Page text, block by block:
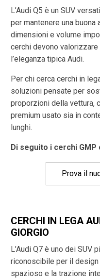
L’Audi Q5 è un SUV
per mantenere una
dimensioni e volume
cerchi devono
l’eleganza tipica Audi.
Per chi cerca cerchi in
soluzioni pensate per
proporzioni della vettura,
premium usato sia in
lunghi.
Di seguito i cerchi GMP
Prova il
CERCHI IN LEGA
GIORGIO
L’Audi Q7 è uno dei SUV
riconoscibile per il design
spazioso e la trazione